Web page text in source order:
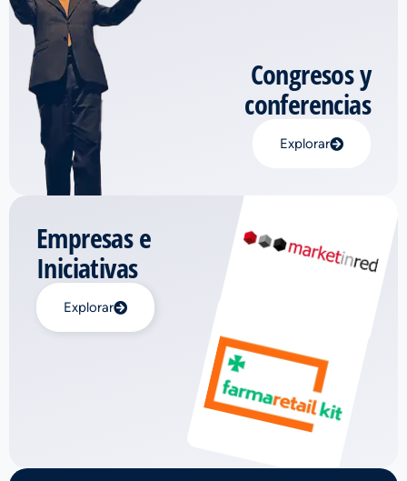
Congresos y
conferencias
Explorar
Empresas e
Iniciativas
Explorar